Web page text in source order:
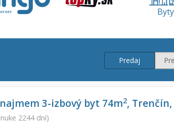
Byty
Predaj
3-izbový byt 74m2, Trenčín,
2244 dní)